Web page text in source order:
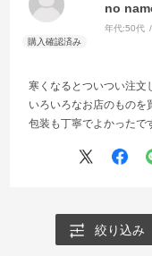
no
年代:50代
寒くなるとついつい注文
いろいろなお店のものを
包装も丁寧でよかったで
絞り込み